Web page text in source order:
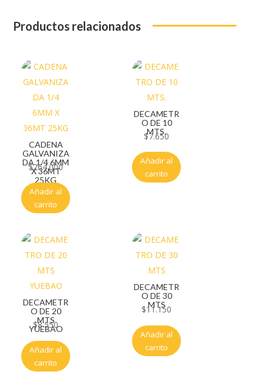
Productos relacionados
CADENA
GALVANIZA
DA 1/4 6MM
X 36MT
25KG
$264.000
Añadir al
carrito
DECAMETR
O DE 10
MTS.
$7.650
Añadir al
carrito
DECAMETR
O DE 20
MTS
YUEBAO
$8.550
Añadir al
carrito
DECAMETR
O DE 30
MTS
$11.150
Añadir al
carrito